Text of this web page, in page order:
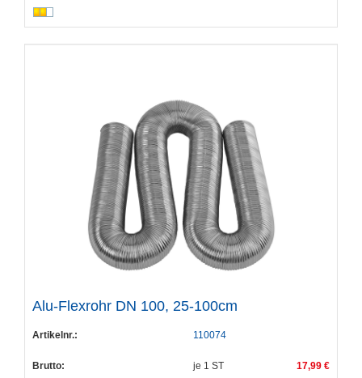
Alu-Flexrohr DN 100, 25-100cm
Artikelnr.: 110074
Brutto: je 1 ST 17,99 €